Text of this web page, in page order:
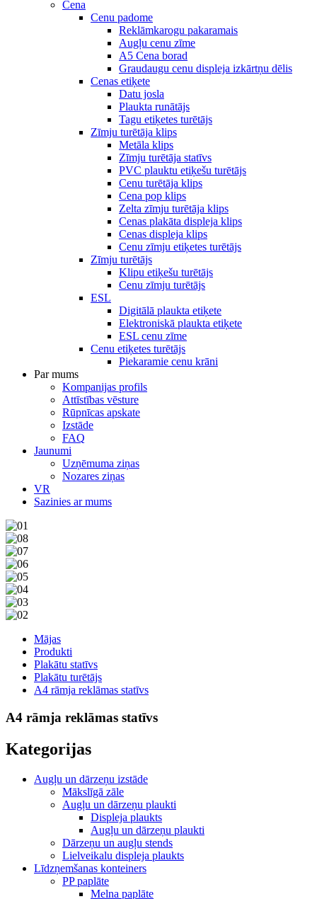
Cena
Cenu padome
Reklāmkarogu pakaramais
Augļu cenu zīme
A5 Cena borad
Graudaugu cenu displeja izkārtņu dēlis
Cenas etiķete
Datu josla
Plaukta runātājs
Tagu etiķetes turētājs
Zīmju turētāja klips
Metāla klips
Zīmju turētāja statīvs
PVC plauktu etiķešu turētājs
Cenu turētāja klips
Cena pop klips
Zelta zīmju turētāja klips
Cenas plakāta displeja klips
Cenas displeja klips
Cenu zīmju etiķetes turētājs
Zīmju turētājs
Klipu etiķešu turētājs
Cenu zīmju turētājs
ESL
Digitālā plaukta etiķete
Elektroniskā plaukta etiķete
ESL cenu zīme
Cenu etiķetes turētājs
Piekaramie cenu krāni
Par mums
Kompanijas profils
Attīstības vēsture
Rūpnīcas apskate
Izstāde
FAQ
Jaunumi
Uzņēmuma ziņas
Nozares ziņas
VR
Sazinies ar mums
Mājas
Produkti
Plakātu statīvs
Plakātu turētājs
A4 rāmja reklāmas statīvs
A4 rāmja reklāmas statīvs
Kategorijas
Augļu un dārzeņu izstāde
Mākslīgā zāle
Augļu un dārzeņu plaukti
Displeja plaukts
Augļu un dārzeņu plaukti
Dārzeņu un augļu stends
Lielveikalu displeja plaukts
Līdzņemšanas konteiners
PP paplāte
Melna paplāte